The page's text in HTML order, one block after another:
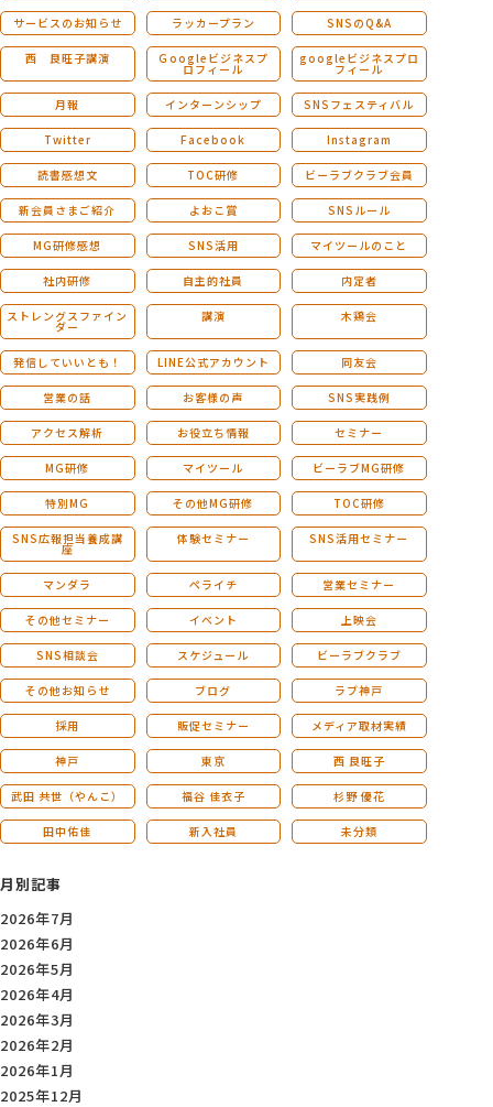
サービスのお知らせ ラッカープラン SNSのQ&A
西 良旺子講演 Ｇoogleビジネスプ
ロフィール
googleビジネスプロ
フィール
月報 インターンシップ SNSフェスティバル
Twitter Facebook Instagram
読書感想文 TOC研修 ビーラブクラブ会員
新会員さまご紹介 よおこ賞 SNSルール
MG研修感想 SNS活用 マイツールのこと
社内研修 自主的社員 内定者
ストレングスファイン
ダー
講演 木鶏会
発信していいとも！ LINE公式アカウント 同友会
営業の話 お客様の声 SNS実践例
アクセス解析 お役立ち情報 セミナー
MG研修 マイツール ビーラブMG研修
特別MG その他MG研修 TOC研修
SNS広報担当養成講
座
体験セミナー SNS活用セミナー
マンダラ ペライチ 営業セミナー
その他セミナー イベント 上映会
SNS相談会 スケジュール ビーラブクラブ
その他お知らせ ブログ ラブ神戸
採用 販促セミナー メディア取材実績
神戸 東京 西 良旺子
武田 共世（やんこ） 福谷 佳衣子 杉野 優花
田中佑佳 新入社員 未分類
月別記事
2026年7月
2026年6月
2026年5月
2026年4月
2026年3月
2026年2月
2026年1月
2025年12月